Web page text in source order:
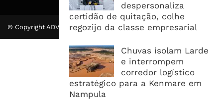
despersonaliza
certidão de quitação, colhe
regozijo da classe empresarial
Chuvas isolam Larde
e interrompem
corredor logístico
estratégico para a Kenmare em
Nampula
© Copyright ADVALUE. Todos Direitos Reservados.